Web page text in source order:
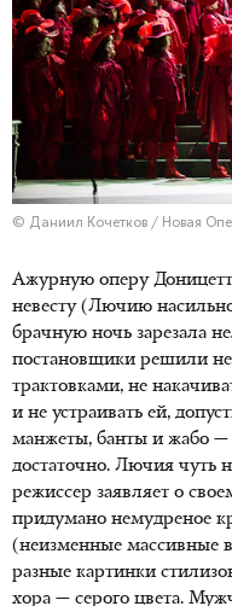
© Даниил Кочетков / Новая
Ажурную оперу
невесту (Лючию
брачную ночь зарезала
постановщики решили
трактовками, не
и не устраивать ей,
манжеты, банты и жабо —
достаточно. Лючия чуть
режиссер заявляет о
придумано немудреное
(неизменные массивные
разные картинки
хора — серого цвета.